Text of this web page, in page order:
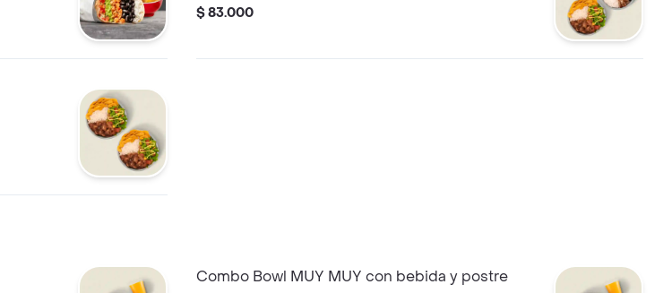
$ 83.000
Combo Bowl MUY MUY con bebida y postre